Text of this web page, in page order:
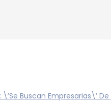
\’Se Buscan Empresarias\’ De